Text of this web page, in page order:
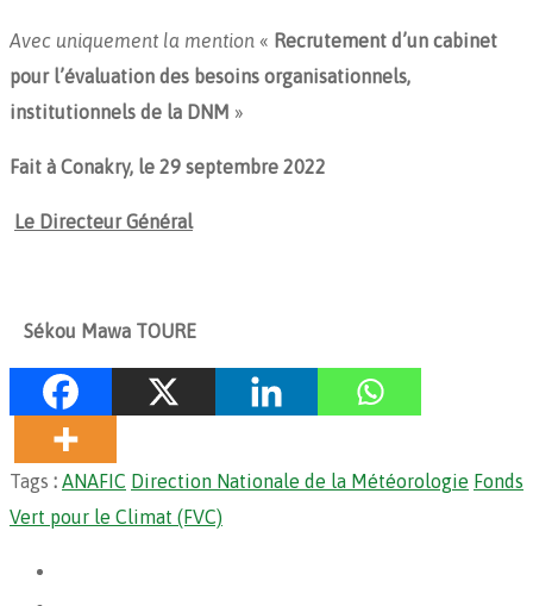
Avec uniquement la mention « Recrutement d’un cabinet
pour l’évaluation des besoins organisationnels,
institutionnels de la DNM »
Fait à Conakry, le 29 septembre 2022
Le Directeur Général
Sékou Mawa TOURE
Tags : ANAFIC Direction Nationale de la Météorologie Fonds
Vert pour le Climat (FVC)